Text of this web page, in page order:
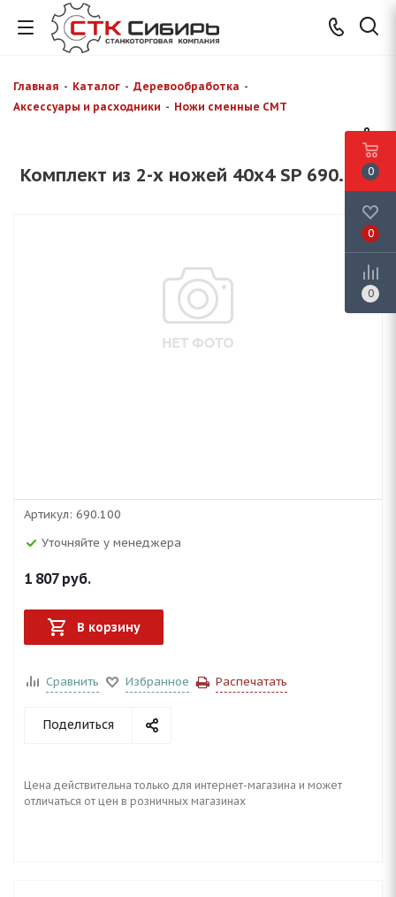
Главная - Каталог - Деревообработка -
Аксессуары и расходники - Ножи сменные CMT
Комплект из 2-х ножей 40x4 SP 690.100
Артикул: 690.100
Уточняйте у менеджера
1 807руб.
В корзину
Сравнить Избранное Распечатать
Поделиться
Цена действительна только для интернет-магазина и может
отличаться от цен в розничных магазинах
0
0
0